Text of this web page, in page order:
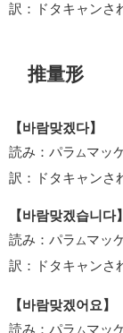
訳：ドタキャンさ
推量形
【바람맞겠다】
読み：パラ ムマッ
訳：ドタキャンさ
【바람맞겠습니다】
読み：パラ ムマッ
訳：ドタキャンさ
【바람맞겠어요】
読み：パラ ムマッ